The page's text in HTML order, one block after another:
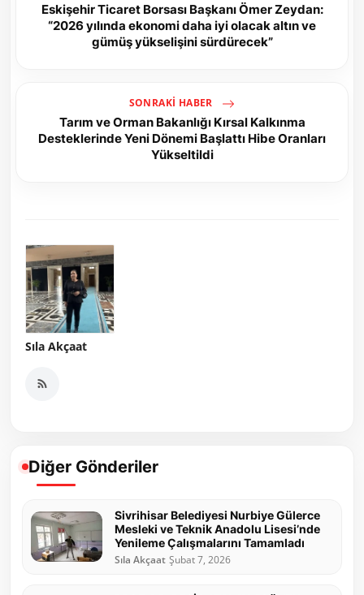
Eskişehir Ticaret Borsası Başkanı Ömer Zeydan:
“2026 yılında ekonomi daha iyi olacak altın ve
gümüş yükselişini sürdürecek”
SONRAKI HABER
Tarım ve Orman Bakanlığı Kırsal Kalkınma
Desteklerinde Yeni Dönemi Başlattı Hibe Oranları
Yükseltildi
Sıla Akçaat
Diğer Gönderiler
Sivrihisar Belediyesi Nurbiye Gülerce
Mesleki ve Teknik Anadolu Lisesi’nde
Yenileme Çalışmalarını Tamamladı
Sıla Akçaat Şubat 7, 2026